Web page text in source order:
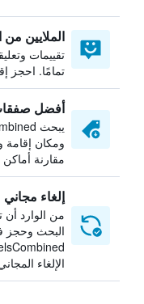
الملايين من
تقييمات
تمامًا. احجز
أفضل
ومكان
مقارنة أماكن
إلغاء مجاني
من الوارد
البحث وحجز
الإلغاء